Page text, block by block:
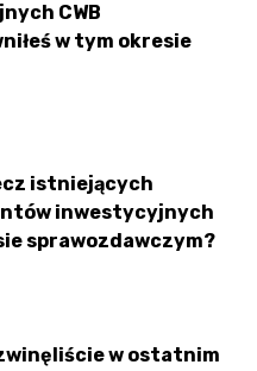
CWB
w tym okresie
istniejących
inwestycyjnych
sprawozdawczym?
w ostatnim